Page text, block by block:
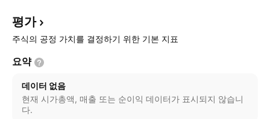
평가
주식의 공정 가치를 결정하기 위한 기본 지표
요약
데이터 없음
현재 시가총액, 매출 또는 순이익 데이터가 표시되지 않습니
다.